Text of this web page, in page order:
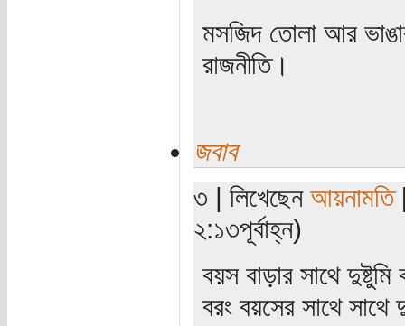
মসজিদ তোলা আর
রাজনীতি।
জবাব
৩ | লিখেছেন আয়নামতি
২:১৩পূর্বাহ্ন)
বয়স বাড়ার সাথে
বরং বয়সের সাথে সাথে